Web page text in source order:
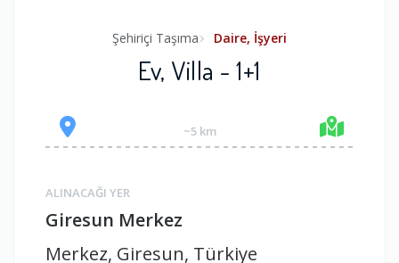
Şehiriçi Taşıma Daire, İşyeri
Ev, Villa - 1+1
~5 km
ALINACAĞI YER
Giresun Merkez
Merkez, Giresun, Türkiye